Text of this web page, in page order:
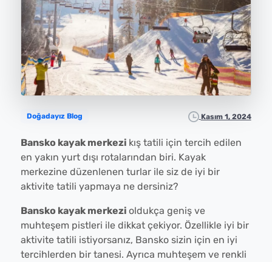
Doğadayız Blog Kasım 1, 2024
Bansko kayak merkezi kış tatili için tercih edilen
en yakın yurt dışı rotalarından biri. Kayak
merkezine düzenlenen turlar ile siz de iyi bir
aktivite tatili yapmaya ne dersiniz?
Bansko kayak merkezioldukça geniş ve
muhteşem pistleri ile dikkat çekiyor. Özellikle iyi bir
aktivite tatili istiyorsanız, Bansko sizin için en iyi
tercihlerden bir tanesi. Ayrıca muhteşem ve renkli